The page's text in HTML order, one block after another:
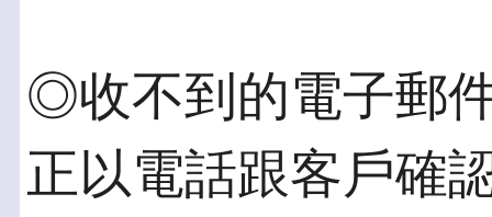
◎收不到的電子郵
正以電話跟客戶確